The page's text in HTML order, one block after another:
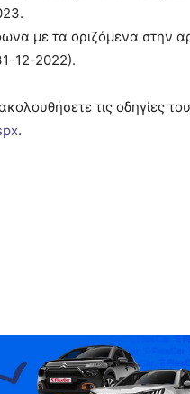
με τα οριζόμενα στην
12-2022).
τις οδηγίες του
.